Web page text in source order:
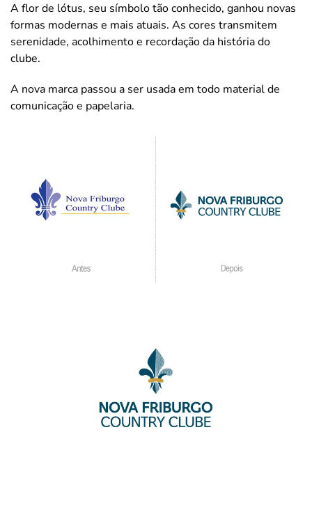
A flor de lótus, seu símbolo tão conhecido, ganhou novas
formas modernas e mais atuais. As cores transmitem
serenidade, acolhimento e recordação da história do
clube.
A nova marca passou a ser usada em todo material de
comunicação e papelaria.